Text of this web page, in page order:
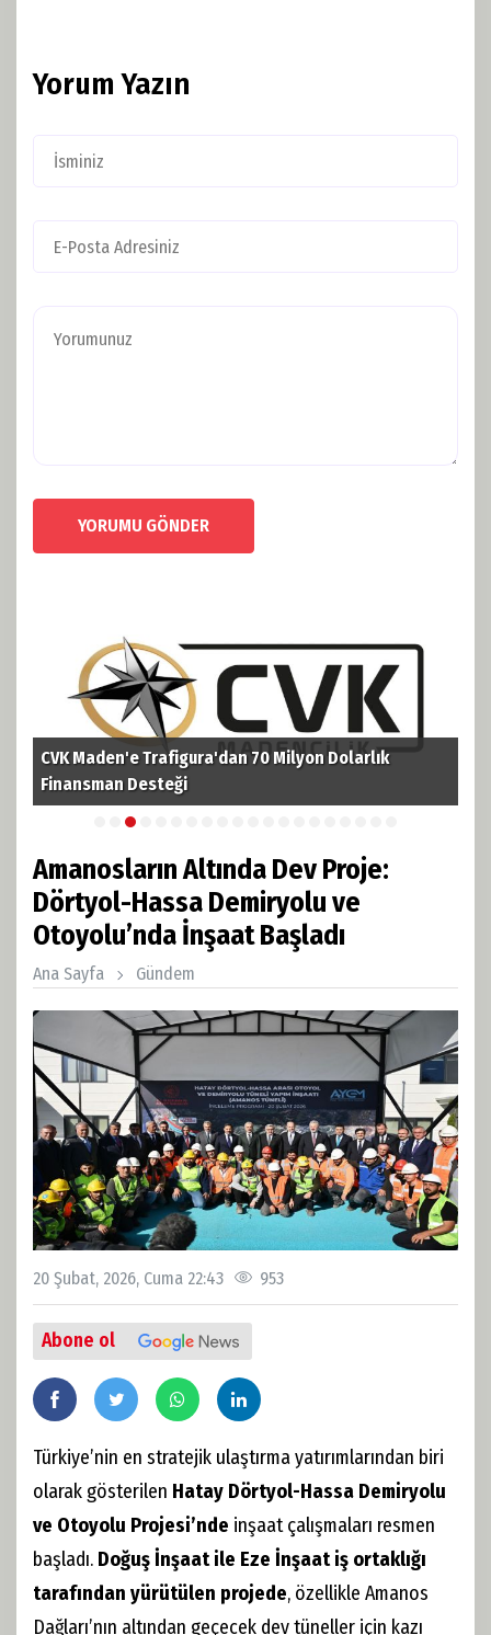
Yorum Yazın
YORUMU GÖNDER
TPAO'dan Kerkük'te Tarihi Hamle! 3 Milyar Varillik Dev
Petrol Rezervine Ortak Oldu
Amanosların Altında Dev Proje:
Dörtyol-Hassa Demiryolu ve
Otoyolu’nda İnşaat Başladı
Ana Sayfa Gündem
20 Şubat, 2026, Cuma 22:43 953
Abone ol
Türkiye’nin en stratejik ulaştırma yatırımlarından biri
olarak gösterilen Hatay Dörtyol-Hassa Demiryolu
ve Otoyolu Projesi’nde inşaat çalışmaları resmen
başladı. Doğuş İnşaat ile Eze İnşaat iş ortaklığı
tarafından yürütülen projede, özellikle Amanos
Dağları’nın altından geçecek dev tüneller için kazı